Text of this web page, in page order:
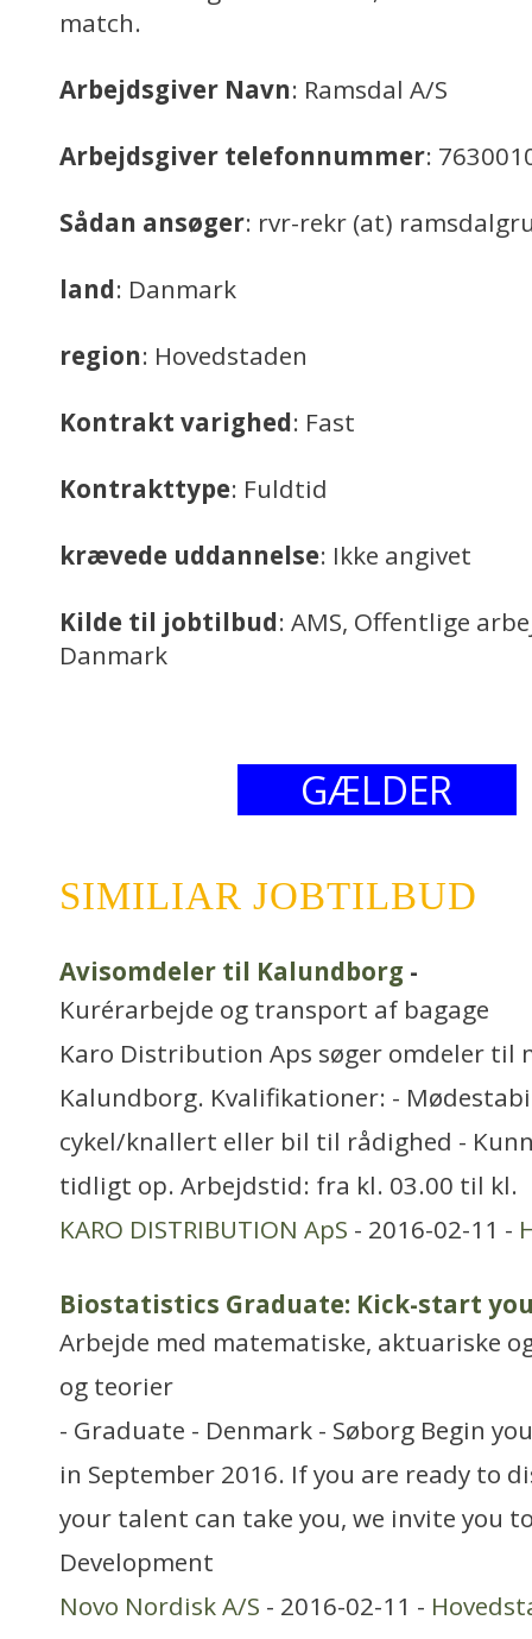
match.
Arbejdsgiver Navn: Ramsdal A/S
Arbejdsgiver telefonnummer:
Sådan ansøger: rvr-rekr (at)
land: Danmark
region: Hovedstaden
Kontrakt varighed: Fast
Kontrakttype: Fuldtid
krævede uddannelse: Ikke angivet
Kilde til jobtilbud: AMS, Offentlige
Danmark
GÆLDER
SIMILIAR JOBTILBUD
Avisomdeler til Kalundborg -
Kurérarbejde og transport af bagage
Karo Distribution Aps søger omdeler til
Kalundborg. Kvalifikationer: -
cykel/knallert eller bil til rådighed -
tidligt op. Arbejdstid: fra kl. 03.00 til kl.
KARO DISTRIBUTION ApS - 2016-02-11 -
Biostatistics Graduate: Kick-start
Arbejde med matematiske, aktuariske
og teorier
- Graduate - Denmark - Søborg Begin
in September 2016. If you are ready to
your talent can take you, we invite you
Development
Novo Nordisk A/S - 2016-02-11 -